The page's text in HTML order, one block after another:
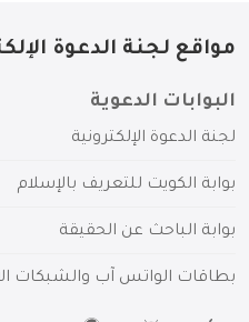
مواقع لجنة الدعوة
البوابات الدعوية
لجنة الدعوة الإلكترونية
بوابة الكويت للتعريف بالإسلام
بوابة الباحث عن الحقيقة
بطاقات الواتس آب والشبكات